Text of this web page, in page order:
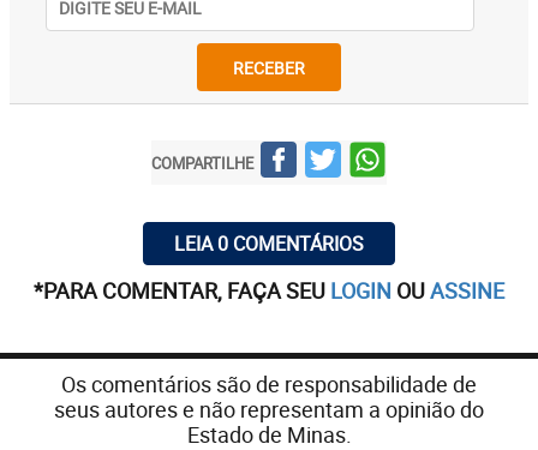
RECEBER
COMPARTILHE
LEIA 0 COMENTÁRIOS
*PARA COMENTAR, FAÇA SEU LOGIN OUASSINE
Os comentários são de responsabilidade de
seus autores e não representam a opinião do
Estado de Minas.